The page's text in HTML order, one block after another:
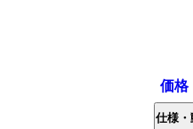
価格
仕様・